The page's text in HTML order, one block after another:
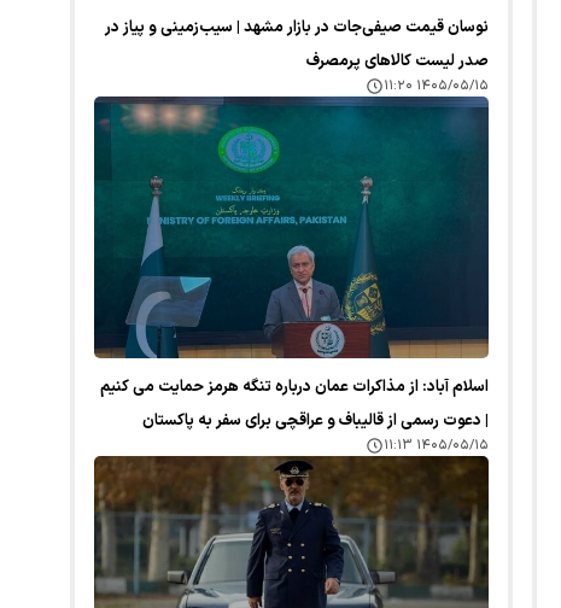
نوسان قیمت صیفی‌جات در بازار مشهد | سیب‌زمینی و پیاز در
صدر لیست کالا‌های پرمصرف
۱۴۰۵/۰۵/۱۵ ۱۱:۲۰
اسلام آباد: از مذاکرات عمان درباره تنگه هرمز حمایت می کنیم
| دعوت رسمی از قالیباف و عراقچی برای سفر به پاکستان
۱۴۰۵/۰۵/۱۵ ۱۱:۱۳